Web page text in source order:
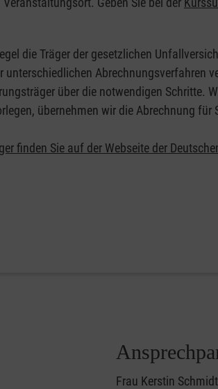
die Träger der gesetzlichen
Abrechnungsverfahren
über die notwendigen Schritte.
übernehmen wir die Abrechnung für
finden Sie auf der Webseite der
Frau Kerstin